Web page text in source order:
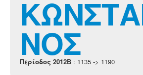
chesstu.be @ discord
LoginΝΟΣ
Περίοδος 2012B : 1135 -> 1190